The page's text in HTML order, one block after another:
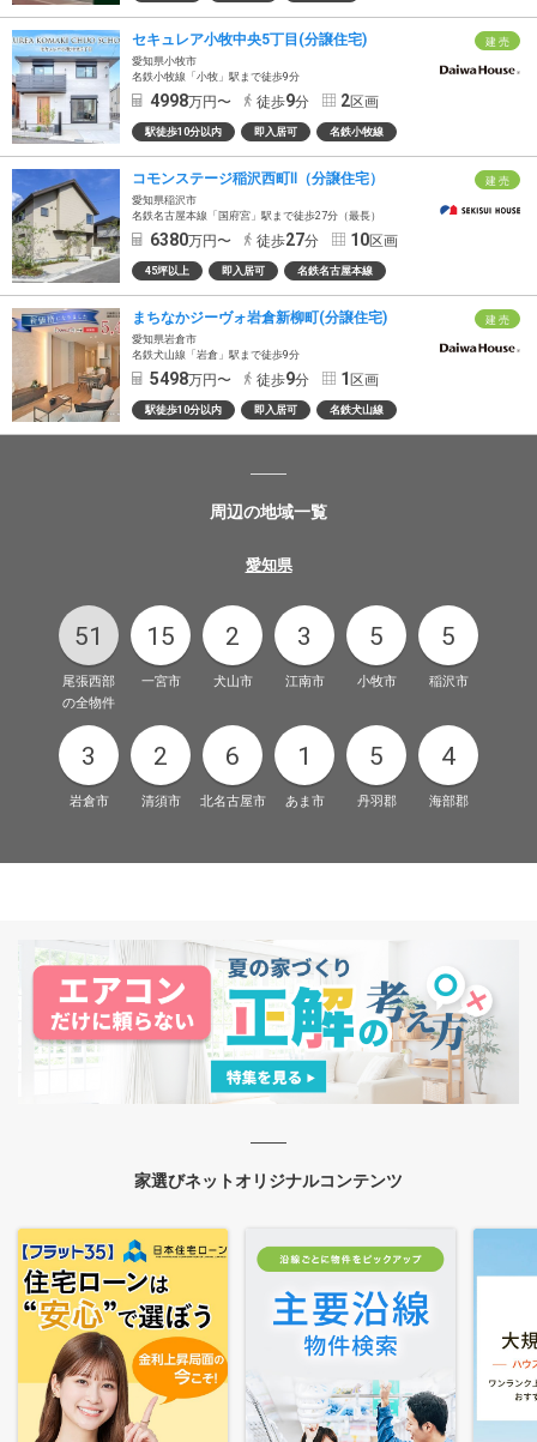
建 売
セキュレア小牧中央5丁目(分譲住宅)
愛知県小牧市
名鉄小牧線「小牧」駅まで徒歩9分
4998万円〜 徒歩9分 2区画
駅徒歩10分以内 即入居可 名鉄小牧線
建 売
コモンステージ稲沢西町Ⅱ（分譲住宅）
愛知県稲沢市
名鉄名古屋本線「国府宮」駅まで徒歩27分（最長）
6380万円〜 徒歩27分 10区画
45坪以上 即入居可 名鉄名古屋本線
建 売
まちなかジーヴォ岩倉新柳町(分譲住宅)
愛知県岩倉市
名鉄犬山線「岩倉」駅まで徒歩9分
5498万円〜 徒歩9分 1区画
駅徒歩10分以内 即入居可 名鉄犬山線
周辺の地域一覧
愛知県
51
尾張西部
の全物件
15
一宮市
2
犬山市
3
江南市
5
小牧市
5
稲沢市
3
岩倉市
2
清須市
6
北名古屋市
1
あま市
5
丹羽郡
4
海部郡
家選びネットオリジナルコンテンツ